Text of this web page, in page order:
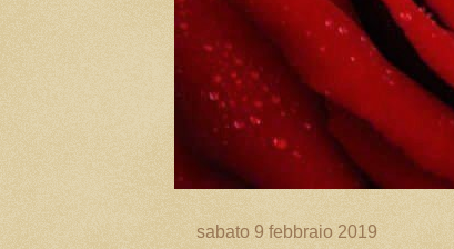
sabato 9 febbraio 2019